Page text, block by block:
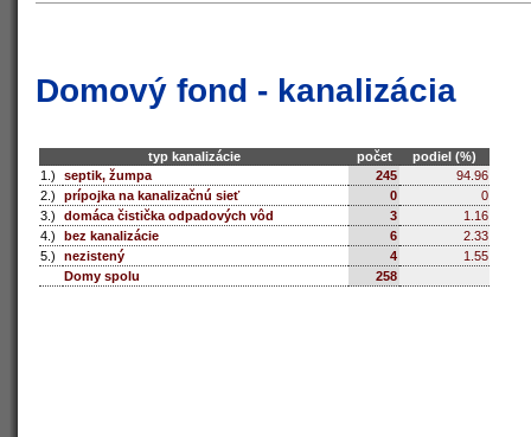
Domový fond - kanalizácia
typ kanalizácie počet
podiel (%)
1.)
septik, žumpa 245
94.96
2.)
prípojka na kanalizačnú sieť 0
0
3.)
domáca čistička odpadových vôd 3
1.16
4.)
bez kanalizácie 6
2.33
5.)
nezistený 4
1.55
Domy spolu
258